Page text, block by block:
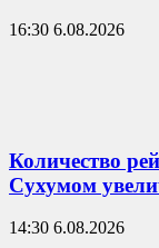
16:30 6.08.2026
Количество
Сухумом
14:30 6.08.2026